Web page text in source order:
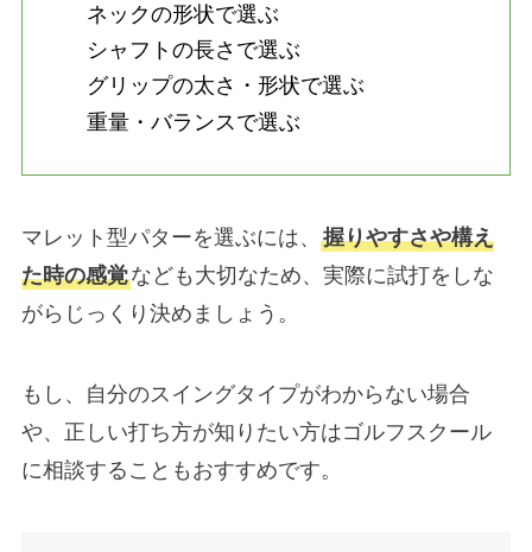
ネックの形状で選ぶ
シャフトの長さで選ぶ
グリップの太さ・形状で選ぶ
重量・バランスで選ぶ
マレット型パターを選ぶには、 握りやすさや構え
た時の感覚なども大切なため、実際に試打をしな
がらじっくり決めましょう。
もし、自分のスイングタイプがわからない場合
や、正しい打ち方が知りたい方はゴルフスクール
に相談することもおすすめです。